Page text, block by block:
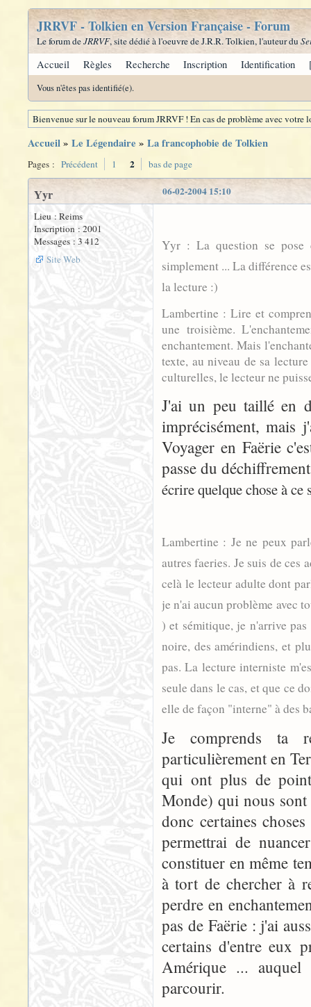
JRRVF - Tolkien en Version Française - Forum
Le forum deJRRVF, site dédié à l'oeuvre de J.R.R. Tolkien, l'auteur du
Accueil Règles Recherche Inscription Identification
Vous n'êtes pas identifié(e).
Bienvenue sur le nouveau forum JRRVF ! En cas de problème avec
Accueil» Le Légendaire » La francophobie de Tolkien
Pages : Précédent 1 2 bas de page
06-02-2004 15:10
Yyr
Lieu : Reims
Inscription : 2001
Messages : 3 412
Site Web
Yyr : La question se pose
simplement ... La différence
la lecture :)
Lambertine : Lire et
une troisième.
enchantement. Mais
texte, au niveau de sa
culturelles, le lecteur ne
J'ai un peu taillé en
imprécisément, mais
Voyager en Faërie
passe du
écrire quelque chose à ce
Lambertine : Je ne peux
autres faeries. Je suis de
celà le lecteur adulte dont
je n'ai aucun problème avec
) et sémitique, je n'arrive
noire, des amérindiens, et
pas. La lecture interniste
seule dans le cas, et que ce
elle de façon "interne" à des
Je comprends ta
particulièrement en
qui ont plus de
Monde) qui nous
donc certaines
permettrai de
constituer en même
à tort de chercher à
perdre en
pas de Faërie : j'ai
certains d'entre eux
Amérique ...
parcourir.